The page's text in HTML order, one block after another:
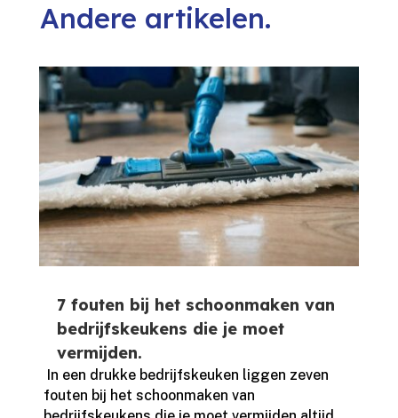
Andere artikelen.
7 fouten bij het schoonmaken van
bedrijfskeukens die je moet
vermijden.
​ In een drukke bedrijfskeuken liggen zeven
fouten bij het schoonmaken van